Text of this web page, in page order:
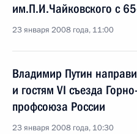
им.П.И.Чайковского с
23 января 2008 года, 11:00
Владимир Путин
и гостям VI съезда
профсоюза России
23 января 2008 года, 10:30